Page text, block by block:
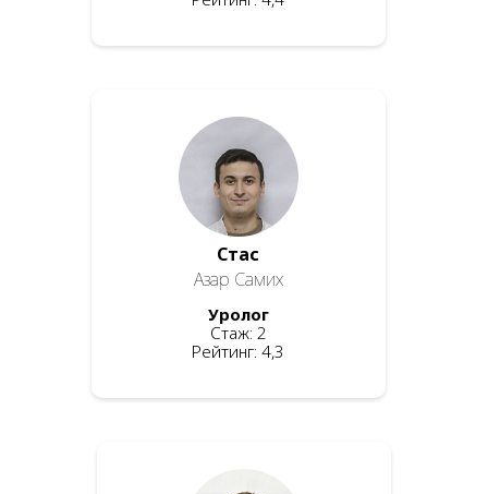
Стас
Азар Самих
Уролог
Стаж: 2
Рейтинг: 4,3